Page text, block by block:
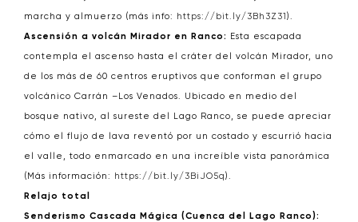
marcha y almuerzo (más info: https://bit.ly/3Bh3Z31 ).
Ascensión a volcán Mirador en Ranco: Esta escapada
contempla el ascenso hasta el cráter del volcán Mirador, uno
de los más de 60 centros eruptivos que conforman el grupo
volcánico Carrán –Los Venados. Ubicado en medio del
bosque nativo, al sureste del Lago Ranco, se puede apreciar
cómo el flujo de lava reventó por un costado y escurrió hacia
el valle, todo enmarcado en una increíble vista panorámica
(Más información: https://bit.ly/3BiJO5q).
Relajo total
Senderismo Cascada Mágica (Cuenca del Lago Ranco):